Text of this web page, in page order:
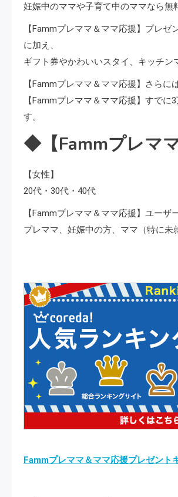
妊娠中のママや子育て中のママなら無
【Fammプレママ＆ママ応援】プレ
に加え、
ギフト券やかわいいスタイ、キッチン
【Fammプレママ＆ママ応援】さら
【Fammプレママ＆ママ応援】すで
す。
◆【Fammプレマ
【女性】
20代・30代・40代
【Fammプレママ＆ママ応援】ユーザ
プレママ、妊娠中の方、ママ（特に未
Fammプレママ＆ママ応援プレゼント